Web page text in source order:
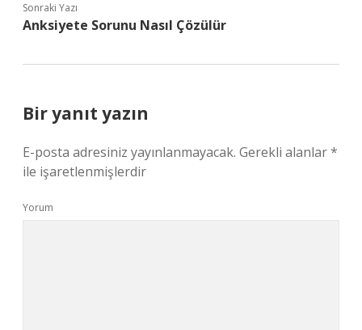
Sonraki Yazı
Anksiyete Sorunu Nasıl Çözülür
Bir yanıt yazın
E-posta adresiniz yayınlanmayacak. Gerekli alanlar*
ile işaretlenmişlerdir
Yorum